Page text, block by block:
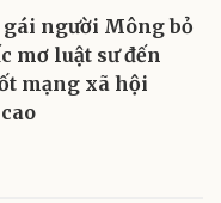
gái người Mông bỏ
mơ luật sư đến
mạng xã hội